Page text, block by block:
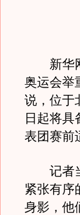
新华网
奥运会举
说，位于
日起将
表团赛前
记者当
紧张有序
身影，他